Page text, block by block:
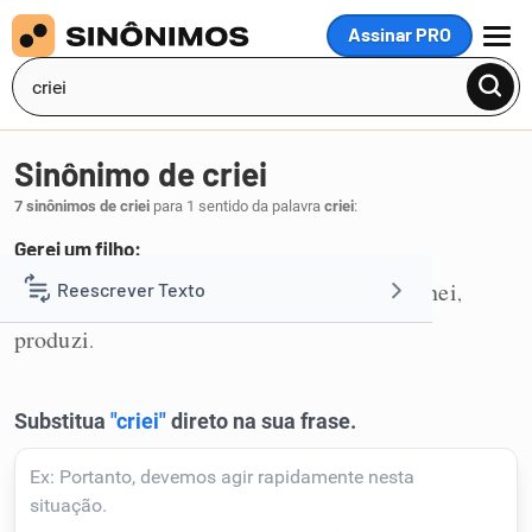
Assinar PRO
MENU
Reescrever Texto
Corrigir Texto
Detector de IA
Sinônimo de criei
7 sinônimos de criei para 1 sentido da palavra criei:
Gerei um filho:
1 tive,pari,concebi originei,
produzi.